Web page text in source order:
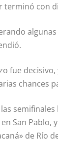
terminó con
fue
chances
semifinales
San Pablo,
de Río